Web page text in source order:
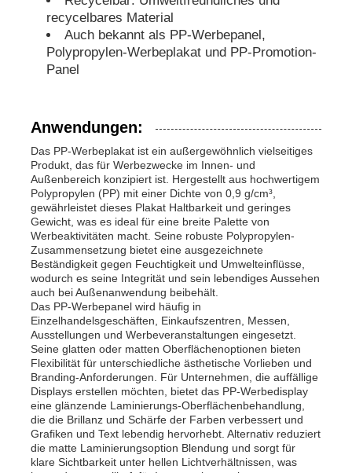
PP-Rohre
recycelbares Material
Auch bekannt als PP-Werbepanel,
Polypropylen-Werbeplakat und PP-Promotion-
Panel
Anwendungen:
Das PP-Werbeplakat ist ein außergewöhnlich vielseitiges
Produkt, das für Werbezwecke im Innen- und
Außenbereich konzipiert ist. Hergestellt aus hochwertigem
Polypropylen (PP) mit einer Dichte von 0,9 g/cm³,
gewährleistet dieses Plakat Haltbarkeit und geringes
Gewicht, was es ideal für eine breite Palette von
Werbeaktivitäten macht. Seine robuste Polypropylen-
Zusammensetzung bietet eine ausgezeichnete
Beständigkeit gegen Feuchtigkeit und Umwelteinflüsse,
wodurch es seine Integrität und sein lebendiges Aussehen
auch bei Außenanwendung beibehält.
Das PP-Werbepanel wird häufig in
Einzelhandelsgeschäften, Einkaufszentren, Messen,
Ausstellungen und Werbeveranstaltungen eingesetzt.
Seine glatten oder matten Oberflächenoptionen bieten
Flexibilität für unterschiedliche ästhetische Vorlieben und
Branding-Anforderungen. Für Unternehmen, die auffällige
Displays erstellen möchten, bietet das PP-Werbedisplay
eine glänzende Laminierungs-Oberflächenbehandlung,
die die Brillanz und Schärfe der Farben verbessert und
Grafiken und Text lebendig hervorhebt. Alternativ reduziert
die matte Laminierungsoption Blendung und sorgt für
klare Sichtbarkeit unter hellen Lichtverhältnissen, was